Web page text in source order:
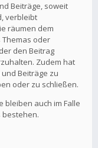
Beiträge, soweit
verbleibt
räumen dem
Themas oder
den Beitrag
Zudem hat
Beiträge zu
oder zu schließen.
bleiben auch im Falle
bestehen.